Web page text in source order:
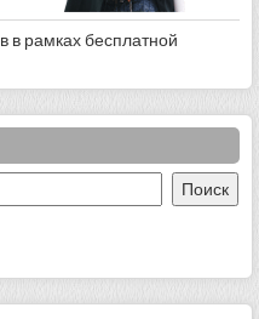
в рамках бесплатной